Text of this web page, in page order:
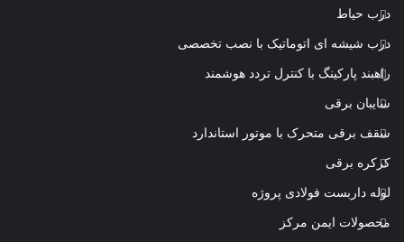
درب حیاط
درب شیشه ای اتوماتیک با نصب تخصصی
راهبند پارکینگ با کنترل تردد هوشمند
سایبان برقی
سقف برقی متحرک با موتور استاندارد
کرکره برقی
لوله داربست فولادی پروژه
محصولات ایمن مرکز